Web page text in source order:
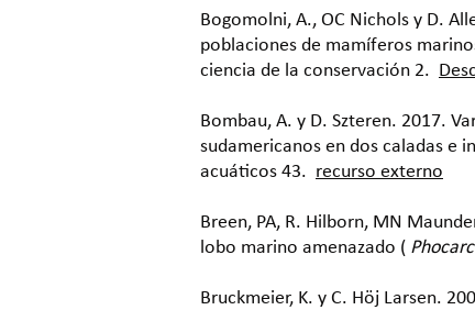
Bogomolni, A., OC Nichols y D.
poblaciones de mamíferos
ciencia de la conservación 2.
Bombau, A. y D. Szteren. 2017.
sudamericanos en dos caladas e
acuáticos 43. recurso externo
Breen, PA, R. Hilborn, MN
lobo marino amenazado (
Bruckmeier, K. y C. Höj Larsen.